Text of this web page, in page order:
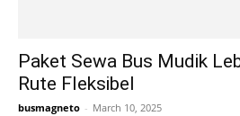
Paket Sewa Bus Mudik
Rute Fleksibel
busmagneto - March 10, 2025